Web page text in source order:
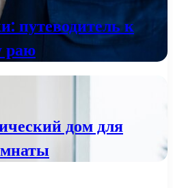
путеводитель к
раю
дом для